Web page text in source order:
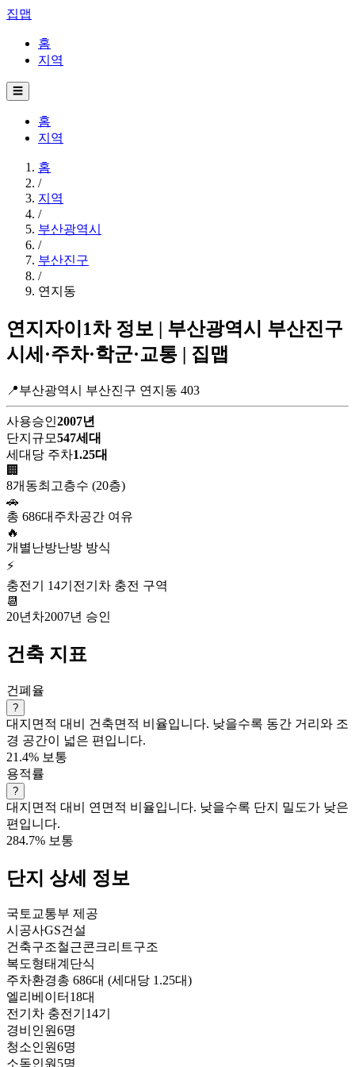
집맵
홈
지역
☰
홈
지역
홈
/
지역
/
부산광역시
/
부산진구
/
연지동
연지자이1차 정보 | 부산광역시 부산진구
시세·주차·학군·교통 | 집맵
📍부산광역시 부산진구 연지동 403
사용승인2007년
단지규모547세대
세대당 주차1.25대
🏢
8개동최고층수 (20층)
🚗
총 686대 주차공간 여유
🔥
개별난방난방 방식
⚡
충전기 14기 전기차 충전 구역
📆
20년차2007년 승인
건축 지표
건폐율
?
대지면적 대비 건축면적 비율입니다. 낮을수록 동간 거리와 조
경 공간이 넓은 편입니다.
21.4% 보통
용적률
?
대지면적 대비 연면적 비율입니다. 낮을수록 단지 밀도가 낮은
편입니다.
284.7% 보통
단지 상세 정보
국토교통부 제공
시공사GS건설
건축구조철근콘크리트구조
복도형태계단식
주차환경총 686대 (세대당 1.25대)
엘리베이터 18대
전기차 충전기 14기
경비인원6명
청소인원6명
소독인원 5명